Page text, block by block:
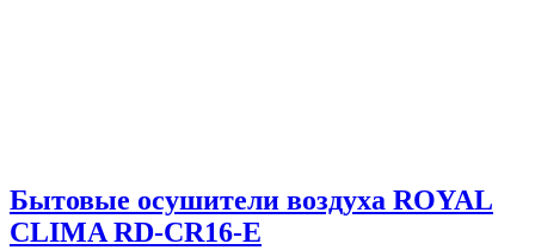
Бытовые осушители воздуха ROYAL
CLIMA RD-CR16-E